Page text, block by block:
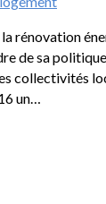
rénovation
de sa
collectivités
un…